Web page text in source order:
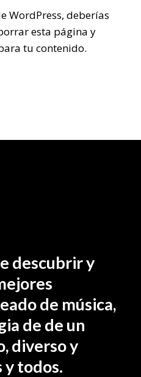
WordPress, deberías
esta página y
tu contenido.
descubrir y
de música,
de de un
diverso y
y todos.